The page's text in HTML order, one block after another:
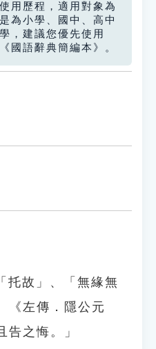
用歷程，適用對象為
為小學、國中、高中
，建議您優先使用
國語辭典簡編本》。
托故」、「無緣無
《左傳．隱公元
告之悔。」